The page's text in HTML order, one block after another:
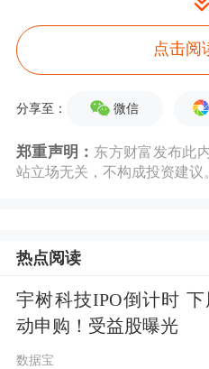
示“时代呼唤广大
创业史，希望民营
企业家精神，坚定
度评价企业家开创
引发了对企业家精
论坛上，江苏省张
研究中心“新时代
究”课题组发布全
点击阅
分享至： 微信
郑重声明： 东方财富发布此
站立场无关，不构成投资建议
热点阅读
宇树科技IPO倒计时 下
动申购！受益股曝光
数据宝